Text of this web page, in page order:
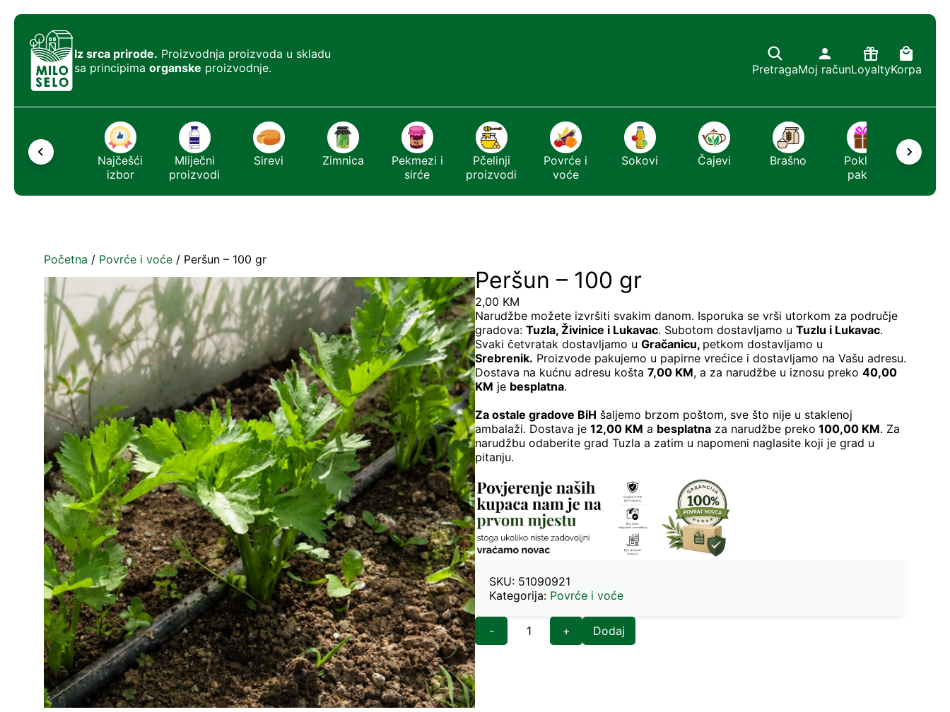
Iz srca prirode. Proizvodnja proizvoda u skladu
sa principima organske proizvodnje. PretragaMoj računLoyaltyKorpa
Ostalo
Najčešći
izbor
Mliječni
proizvodi
Sirevi Zimnica
Pekmezi i
sirće
Pčelinji
proizvodi
Povrće i
voće
Sokovi Čajevi Brašno
Poklon
paket
Početna / Povrće i voće / Peršun – 100 gr
Peršun – 100 gr
2,00 KM
Narudžbe možete izvršiti svakim danom. Isporuka se vrši utorkom za područje
gradova: Tuzla, Živinice i Lukavac. Subotom dostavljamo u Tuzlu i Lukavac.
Svaki četvratak dostavljamo u Gračanicu, petkom dostavljamo u
Srebrenik. Proizvode pakujemo u papirne vrećice i dostavljamo na Vašu adresu.
Dostava na kućnu adresu košta 7,00 KM, a za narudžbe u iznosu preko 40,00
KM je besplatna.
Za ostale gradove BiH šaljemo brzom poštom, sve što nije u staklenoj
ambalaži. Dostava je 12,00 KM a besplatna za narudžbe preko 100,00 KM. Za
narudžbu odaberite grad Tuzla a zatim u napomeni naglasite koji je grad u
pitanju.
SKU: 51090921
Kategorija: Povrće i voće
- + Dodaj